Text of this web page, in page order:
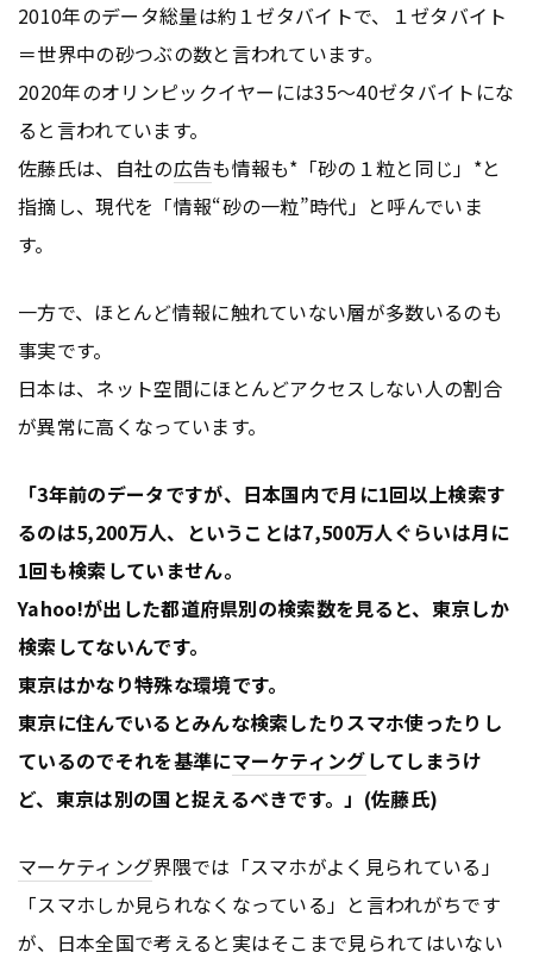
2010年のデータ総量は約１ゼタバイトで、１ゼタバイト
＝世界中の砂つぶの数と言われています。
2020年のオリンピックイヤーには35〜40ゼタバイトにな
ると言われています。
佐藤氏は、自社の広告も情報も*「砂の１粒と同じ」*と
指摘し、現代を「情報“砂の一粒”時代」と呼んでいま
す。
一方で、ほとんど情報に触れていない層が多数いるのも
事実です。
日本は、ネット空間にほとんどアクセスしない人の割合
が異常に高くなっています。
「3年前のデータですが、日本国内で月に1回以上検索す
るのは5,200万人、ということは7,500万人ぐらいは月に
1回も検索していません。
Yahoo!が出した都道府県別の検索数を見ると、東京しか
検索してないんです。
東京はかなり特殊な環境です。
東京に住んでいるとみんな検索したりスマホ使ったりし
ているのでそれを基準にマーケティングしてしまうけ
ど、東京は別の国と捉えるべきです。」(佐藤氏)
マーケティング界隈では「スマホがよく見られている」
「スマホしか見られなくなっている」と言われがちです
が、日本全国で考えると実はそこまで見られてはいない